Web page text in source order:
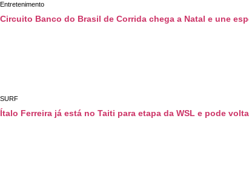
Entretenimento
Circuito Banco do Brasil de Corrida chega a Natal e une
SURF
Ítalo Ferreira já está no Taiti para etapa da WSL e pode